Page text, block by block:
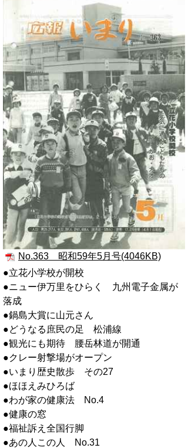
No.363 昭和59年5月号(4046KB)
●立花小学校が開校
●ニュー伊万里をひらく 九州電子金属が
落成
●鍋島大賞に山元さん
●どうなる庶民の足 松浦線
●観光にも期待 腰岳林道が開通
●クレー射撃場がオープン
●いまり歴史散歩 その27
●ほほえみひろば
●わが家の健康法 No.4
●健康の窓
●福祉訴え全国行脚
●あの人この人 No.31